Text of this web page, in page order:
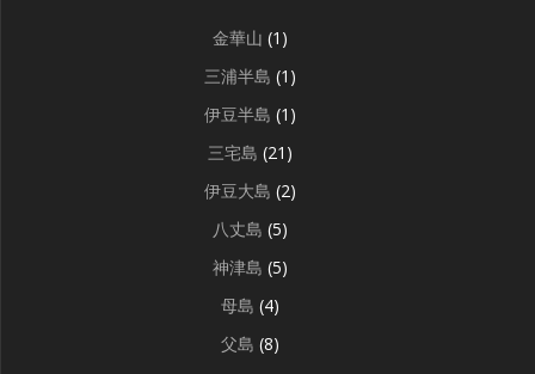
金華山 (1)
三浦半島 (1)
伊豆半島 (1)
三宅島 (21)
伊豆大島 (2)
八丈島 (5)
神津島 (5)
母島 (4)
父島 (8)